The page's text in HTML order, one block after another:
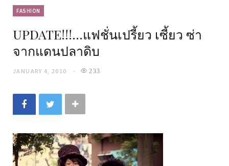
FASHION
UPDATE!!!…แฟชั่นเปรี้ยว เซี้ยว ซ่า
จากแดนปลาดิบ
JANUARY 4, 2010 233